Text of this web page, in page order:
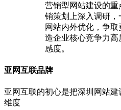
营销型网站建设的
销策划上深入调研
网站内外优化，争
造企业核心竞争力
感度。
亚网互联品牌
亚网互联的初心是把深圳网站
维度